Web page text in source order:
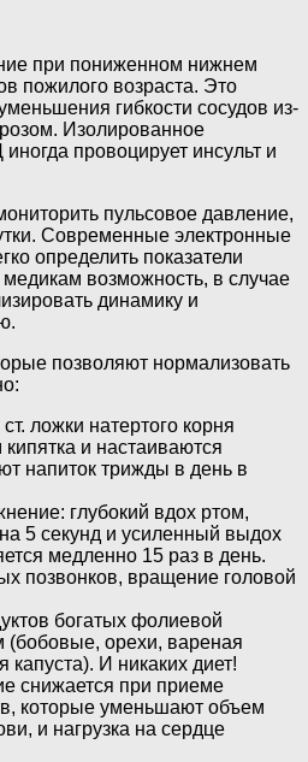
при пониженном нижнем
пожилого возраста. Это
гибкости сосудов из-
Изолированное
провоцирует инсульт и
пульсовое давление,
Современные электронные
определить показатели
возможность, в случае
динамику и
позволяют нормализовать
ложки натертого корня
и настаиваются
напиток трижды в день в
глубокий вдох ртом,
5 секунд и усиленный выдох
медленно 15 раз в день.
позвонков, вращение головой
богатых фолиевой
(бобовые, орехи, вареная
капуста). И никаких диет!
снижается при приеме
которые уменьшают объем
и нагрузка на сердце